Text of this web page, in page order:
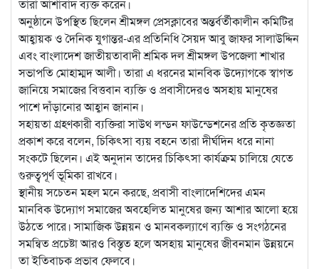
তারা আশাবাদ ব্যক্ত করেন।
অনুষ্ঠানে উপস্থিত ছিলেন শ্রীমঙ্গল প্রেসক্লাবের অন্তর্বর্তীকালীন কমিটির
আহ্বায়ক ও দৈনিক যুগান্তর-এর প্রতিনিধি সৈয়দ আবু জাফর সালাউদ্দিন
এবং বাংলাদেশ জাতীয়তাবাদী শ্রমিক দল শ্রীমঙ্গল উপজেলা শাখার
সভাপতি মোহাম্মদ আলী। তারা এ ধরনের মানবিক উদ্যোগকে স্বাগত
জানিয়ে সমাজের বিত্তবান ব্যক্তি ও প্রবাসীদেরও অসহায় মানুষের
পাশে দাঁড়ানোর আহ্বান জানান।
সহায়তা গ্রহণকারী ব্যক্তিরা সাউথ লন্ডন ফাউন্ডেশনের প্রতি কৃতজ্ঞতা
প্রকাশ করে বলেন, চিকিৎসা ব্যয় বহনে তারা দীর্ঘদিন ধরে নানা
সংকটে ছিলেন। এই অনুদান তাদের চিকিৎসা কার্যক্রম চালিয়ে যেতে
গুরুত্বপূর্ণ ভূমিকা রাখবে।
স্থানীয় সচেতন মহল মনে করছে, প্রবাসী বাংলাদেশিদের এমন
মানবিক উদ্যোগ সমাজের অবহেলিত মানুষের জন্য আশার আলো হয়ে
উঠতে পারে। সামাজিক উন্নয়ন ও মানবকল্যাণে ব্যক্তি ও সংগঠনের
সমন্বিত প্রচেষ্টা আরও বিস্তৃত হলে অসহায় মানুষের জীবনমান উন্নয়নে
তা ইতিবাচক প্রভাব ফেলবে।